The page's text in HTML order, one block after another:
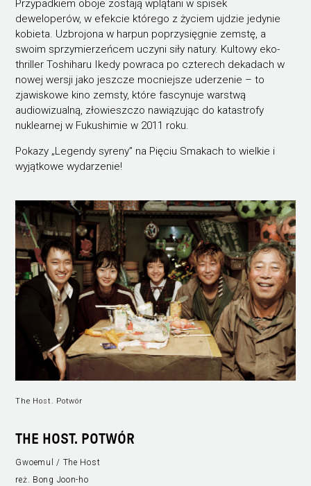
Przypadkiem oboje zostają wplątani w spisek
deweloperów, w efekcie którego z życiem ujdzie jedynie
kobieta. Uzbrojona w harpun poprzysięgnie zemstę, a
swoim sprzymierzeńcem uczyni siły natury. Kultowy eko-
thriller Toshiharu Ikedy powraca po czterech dekadach w
nowej wersji jako jeszcze mocniejsze uderzenie – to
zjawiskowe kino zemsty, które fascynuje warstwą
audiowizualną, złowieszczo nawiązując do katastrofy
nuklearnej w Fukushimie w 2011 roku.
Pokazy „Legendy syreny” na Pięciu Smakach to wielkie i
wyjątkowe wydarzenie!
The Host. Potwór
THE HOST. POTWÓR
Gwoemul / The Host
reż. Bong Joon-ho